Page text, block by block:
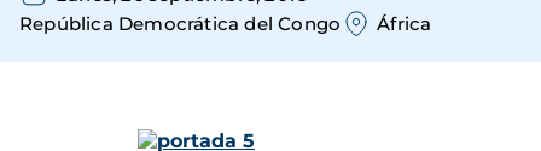
República Democrática del Congo
África